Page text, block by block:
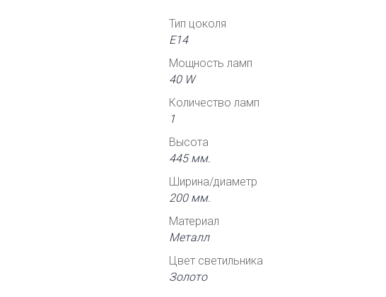
Тип цоколя
Е14
Мощность ламп
40 W
Количество ламп
1
Высота
445 мм.
Ширина/диаметр
200 мм.
Материал
Металл
Цвет светильника
Золото